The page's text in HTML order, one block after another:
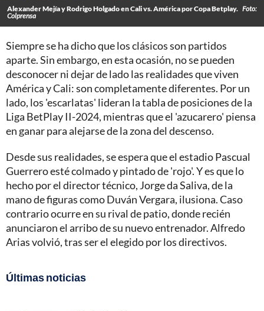
Alexander Mejía y Rodrigo Holgado en Cali vs. América por Copa Betplay. Foto:
Colprensa
Siempre se ha dicho que los clásicos son partidos
aparte. Sin embargo, en esta ocasión, no se pueden
desconocer ni dejar de lado las realidades que viven
América y Cali: son completamente diferentes. Por un
lado, los 'escarlatas' lideran la tabla de posiciones de la
Liga BetPlay II-2024, mientras que el 'azucarero' piensa
en ganar para alejarse de la zona del descenso.
Desde sus realidades, se espera que el estadio Pascual
Guerrero esté colmado y pintado de 'rojo'. Y es que lo
hecho por el director técnico, Jorge da Saliva, de la
mano de figuras como Duván Vergara, ilusiona. Caso
contrario ocurre en su rival de patio, donde recién
anunciaron el arribo de su nuevo entrenador. Alfredo
Arias volvió, tras ser el elegido por los directivos.
Últimas noticias